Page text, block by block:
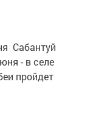
Сабантуй
- в селе
пройдет